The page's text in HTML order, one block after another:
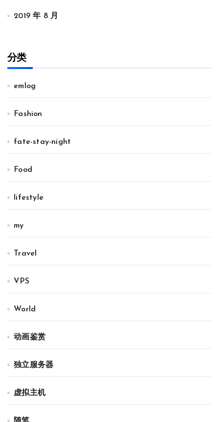
2019 年 8 月
分类
emlog
Fashion
fate-stay-night
Food
lifestyle
my
Travel
VPS
World
动画鉴赏
独立服务器
虚拟主机